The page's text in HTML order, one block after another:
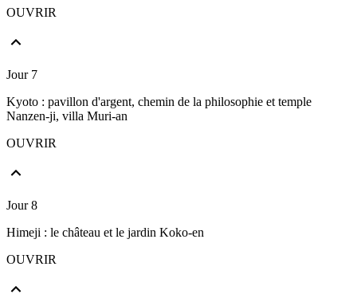
OUVRIR
Jour 7
Kyoto : pavillon d'argent, chemin de la philosophie et temple
Nanzen-ji, villa Muri-an
OUVRIR
Jour 8
Himeji : le château et le jardin Koko-en
OUVRIR